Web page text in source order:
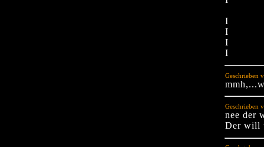
I
I
I
I
Geschrieben
Geschrieben
nee der
Der will